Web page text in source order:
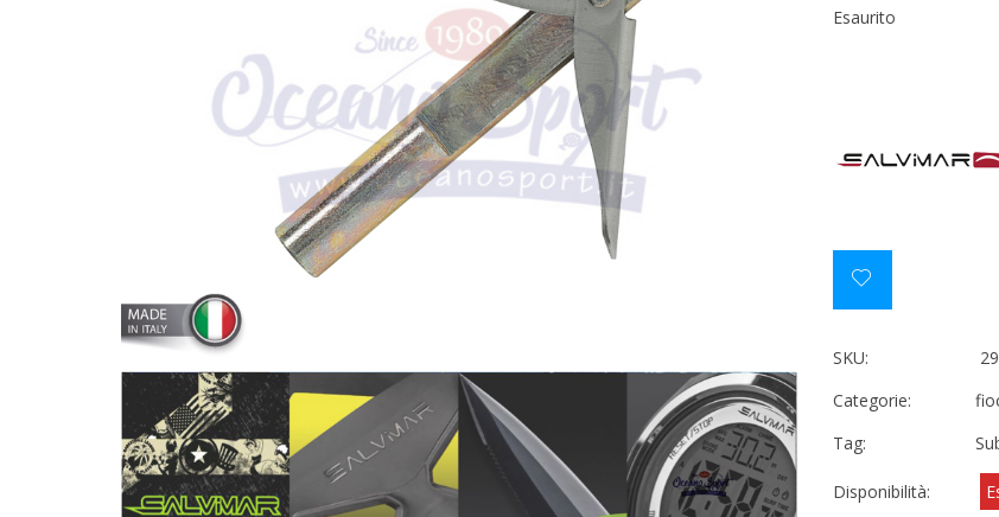
Esaurito
SKU:
Categorie:
Tag:
Disponibilità: